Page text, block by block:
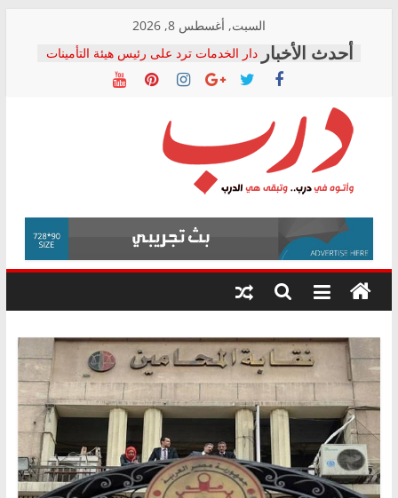
content
السبت, أغسطس 8, 2026
دار الخدمات ترد على رئيس هيئة التأمينات
بعد مؤتمره الصحفي: إنكار الأزمة لا ينهي
معاناة أصحاب المعاشات.. ونطالب بكشف
فرحات سليمان يكتب: القطاع الصحي إلى
أين؟
حزب التحالف الشعبي يطلق لجنة “الحق
في الصحة” بالإسكندرية لرصد الانتهاكات
ودعم المرضى
الوزاري لمدينة الصحفيين.. وانتهاء أعمال
إنشاء المبنى الإداري
المجلس القومي لحقوق الإنسان يعلن
متابعة قضية الدكتور محمد زهران.. ويؤكد:
قرينة البراءة وضمانات المحاكمة العادلة
درب
وأتوه
درب..
وتبقى
هي